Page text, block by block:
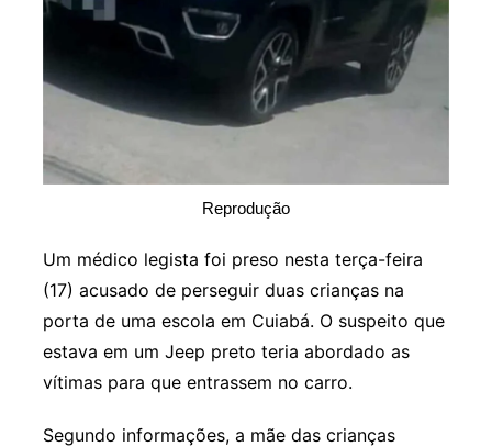
Reprodução
Um médico legista foi preso nesta terça-feira
(17) acusado de perseguir duas crianças na
porta de uma escola em Cuiabá. O suspeito que
estava em um Jeep preto teria abordado as
vítimas para que entrassem no carro.
Segundo informações, a mãe das crianças